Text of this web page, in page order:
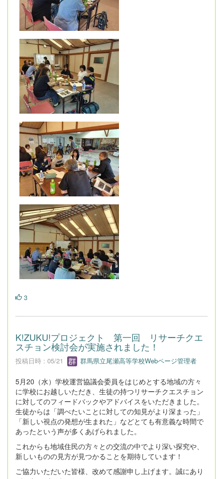
3
K!ZUKU!プロジェクト 第一回 リサーチクエ
スチョン検討会が実施されました！
投稿日時 : 05/21 群馬県立尾瀬高等学校Webページ管理者
5月20（水）学校運営協議会委員をはじめとする地域の方々
に学校にお越しいただき、生徒の持つリサーチクエスチョン
に対してのフィードバックやアドバイスをいただきました。
生徒からは「調べたいことに対しての知見がより深まった」
「新しい視点の発想が生まれた」などとても有意義な時間で
あったという声が多くあげられました。
これからも地域住民の方々との交流の中でより深い探究や、
新しいものの見方が見つかることを期待しています！
ご協力いただいた皆様、改めて感謝申し上げます。誠にあり